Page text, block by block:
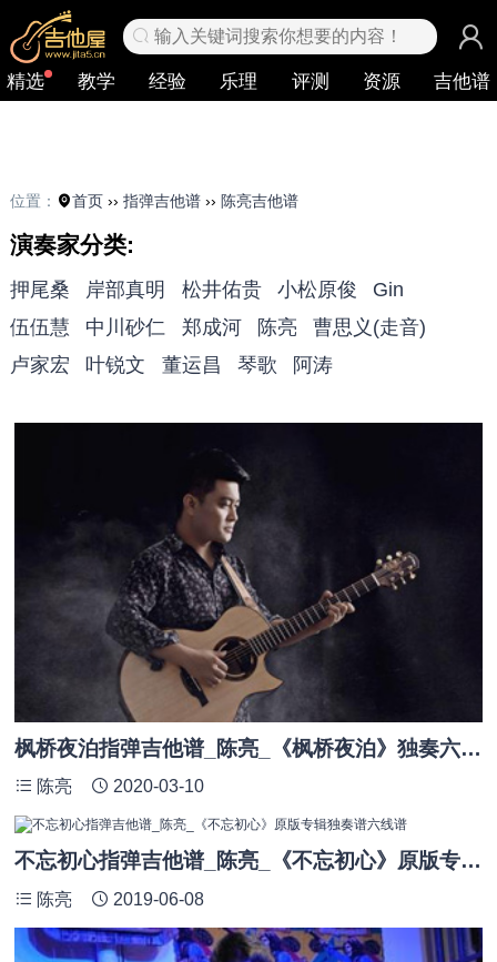
✕
输入关键词搜索你想要的内容！
精选 教学 经验 乐理 评测 资源 吉他谱
位置： 首页 ›› 指弹吉他谱›› 陈亮吉他谱
演奏家分类:
押尾桑 岸部真明 松井佑贵 小松原俊
Gin
伍伍慧
中川砂仁 郑成河 陈亮
曹思义(走音)
卢家宏
叶锐文 董运昌 琴歌 阿涛
枫桥夜泊指弹吉他谱_陈亮_《枫桥夜泊》独奏六线谱
陈亮 2020-03-10
不忘初心指弹吉他谱_陈亮_《不忘初心》原版专辑独奏谱六线谱
陈亮 2019-06-08